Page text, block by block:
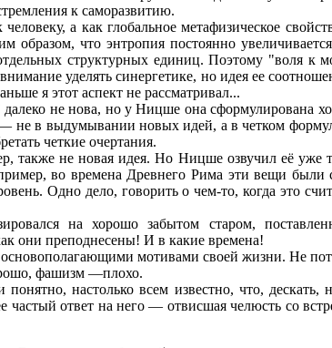
к саморазвитию.
а как глобальное метафизическое
что энтропия постоянно
структурных единиц. Поэтому "воля к
уделять синергетике, но идея ее
я этот аспект не рассматривал...
не нова, но у Ницше она сформулирована
не в выдумывании новых идей, а в четком
четкие очертания.
также не новая идея. Но Ницше озвучил её уже
во времена Древнего Рима эти вещи были
Одно дело, говорить о чем-то, когда это
на хорошо забытом старом,
они преподнесены! И в какие времена!
мотивами своей жизни. Не
фашизм —плохо.
настолько всем известно, что,
частый ответ на него — отвисшая челюсть со